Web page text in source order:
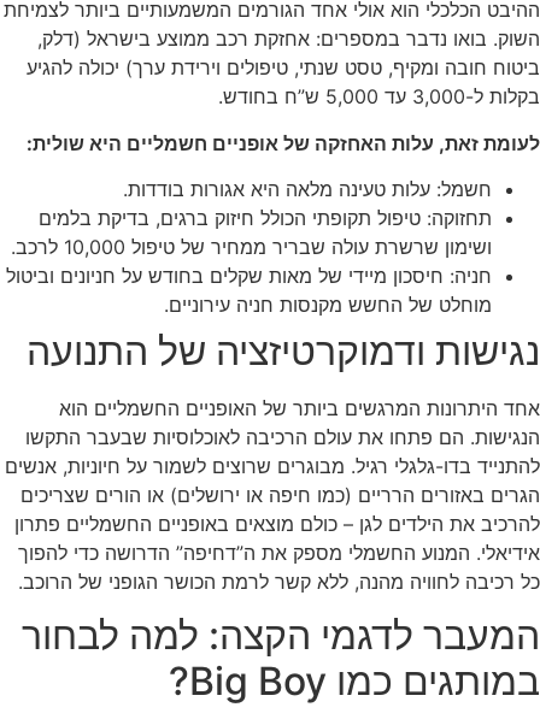
ההיבט הכלכלי הוא אולי אחד הגורמים המשמעותיים ביותר לצמיחת
השוק. בואו נדבר במספרים: אחזקת רכב ממוצע בישראל (דלק,
ביטוח חובה ומקיף, טסט שנתי, טיפולים וירידת ערך) יכולה להגיע
בקלות ל-3,000 עד 5,000 ש”ח בחודש.
לעומת זאת, עלות האחזקה של אופניים חשמליים היא שולית:
חשמל: עלות טעינה מלאה היא אגורות בודדות.
תחזוקה: טיפול תקופתי הכולל חיזוק ברגים, בדיקת בלמים
ושימון שרשרת עולה שבריר ממחיר של טיפול 10,000 לרכב.
חניה: חיסכון מיידי של מאות שקלים בחודש על חניונים וביטול
מוחלט של החשש מקנסות חניה עירוניים.
נגישות ודמוקרטיזציה של התנועה
אחד היתרונות המרגשים ביותר של האופניים החשמליים הוא
הנגישות. הם פתחו את עולם הרכיבה לאוכלוסיות שבעבר התקשו
להתנייד בדו-גלגלי רגיל. מבוגרים שרוצים לשמור על חיוניות, אנשים
הגרים באזורים הרריים (כמו חיפה או ירושלים) או הורים שצריכים
להרכיב את הילדים לגן – כולם מוצאים באופניים החשמליים פתרון
אידיאלי. המנוע החשמלי מספק את ה”דחיפה” הדרושה כדי להפוך
כל רכיבה לחוויה מהנה, ללא קשר לרמת הכושר הגופני של הרוכב.
המעבר לדגמי הקצה: למה לבחור
במותגים כמו Big Boy?